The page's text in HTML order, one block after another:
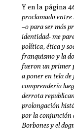
Y en la página
proclamado entre
–o para ser más
identidad- me
política, ética y
franquismo y la
fueron un primer
a poner en tela de
comprendería
derrota
prolongación
por la conjunción
Borbones y el